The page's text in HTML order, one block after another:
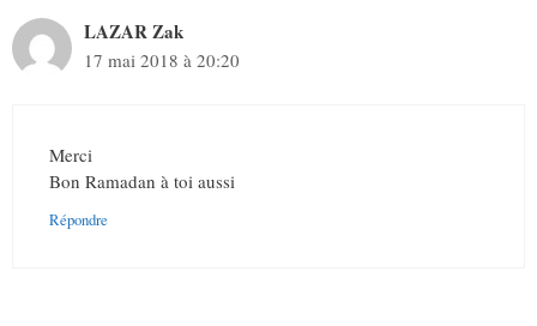
LAZAR Zak
17 mai 2018 à 20:20
Merci
Bon Ramadan à toi aussi
Répondre